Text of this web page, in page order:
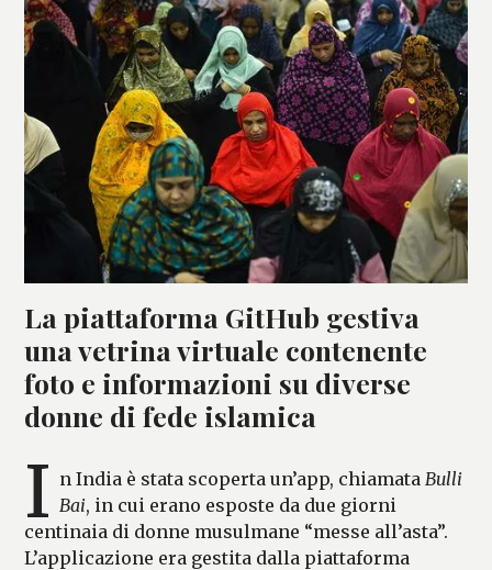
La piattaforma GitHub gestiva
una vetrina virtuale contenente
foto e informazioni su diverse
donne di fede islamica
I n India è stata scoperta un’app, chiamata Bulli
Bai, in cui erano esposte da due giorni
centinaia di donne musulmane “messe all’asta”.
L’applicazione era gestita dalla piattaforma